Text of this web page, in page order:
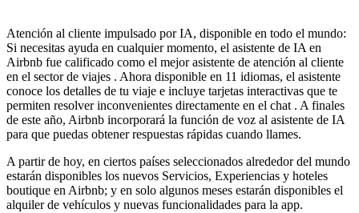
Atención al cliente impulsado por IA, disponible en todo el mundo:
Si necesitas ayuda en cualquier momento, el asistente de IA en
Airbnb fue calificado como el mejor asistente de atención al cliente
en el sector de viajes . Ahora disponible en 11 idiomas, el asistente
conoce los detalles de tu viaje e incluye tarjetas interactivas que te
permiten resolver inconvenientes directamente en el chat . A finales
de este año, Airbnb incorporará la función de voz al asistente de IA
para que puedas obtener respuestas rápidas cuando llames.
A partir de hoy, en ciertos países seleccionados alrededor del mundo
estarán disponibles los nuevos Servicios, Experiencias y hoteles
boutique en Airbnb; y en solo algunos meses estarán disponibles el
alquiler de vehículos y nuevas funcionalidades para la app.